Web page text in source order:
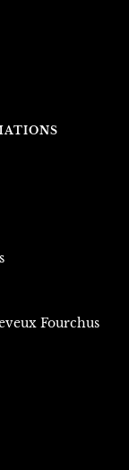
Fourchus